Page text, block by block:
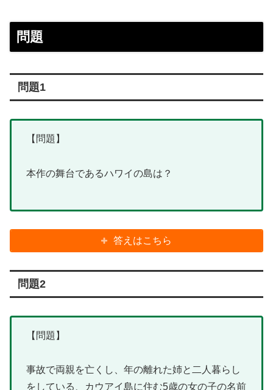
問題
問題1
【問題】
本作の舞台であるハワイの島は？
答えはこちら
問題2
【問題】
事故で両親を亡くし、年の離れた姉と二人暮らし
をしている、カウアイ島に住む5歳の女の子の名前